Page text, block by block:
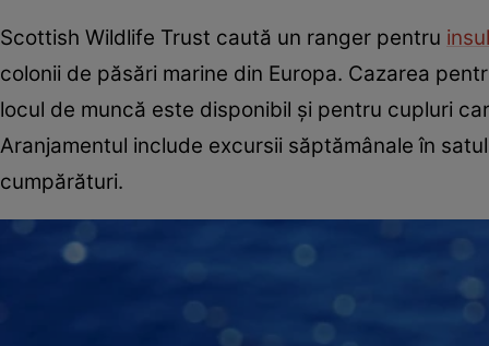
Scottish Wildlife Trust caută un ranger pentru
colonii de păsări marine din Europa. Cazarea
locul de muncă este disponibil și pentru cupluri
Aranjamentul include excursii săptămânale în
cumpărături.